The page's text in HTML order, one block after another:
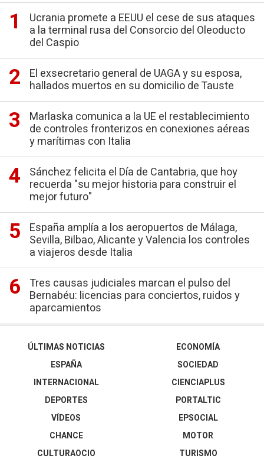
Ucrania promete a EEUU el cese de sus ataques
a la terminal rusa del Consorcio del Oleoducto
del Caspio
El exsecretario general de UAGA y su esposa,
hallados muertos en su domicilio de Tauste
Marlaska comunica a la UE el restablecimiento
de controles fronterizos en conexiones aéreas
y marítimas con Italia
Sánchez felicita el Día de Cantabria, que hoy
recuerda "su mejor historia para construir el
mejor futuro"
España amplía a los aeropuertos de Málaga,
Sevilla, Bilbao, Alicante y Valencia los controles
a viajeros desde Italia
Tres causas judiciales marcan el pulso del
Bernabéu: licencias para conciertos, ruidos y
aparcamientos
ÚLTIMAS NOTICIAS
ESPAÑA
INTERNACIONAL
DEPORTES
VÍDEOS
ECONOMÍA
SOCIEDAD
CIENCIAPLUS
PORTALTIC
EPSOCIAL
CHANCE
CULTURAOCIO
MOTOR
TURISMO